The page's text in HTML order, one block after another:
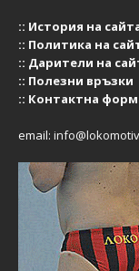
:: История на
:: Политика на
:: Дарители на
:: Полезни връзки
:: Контактна
email: